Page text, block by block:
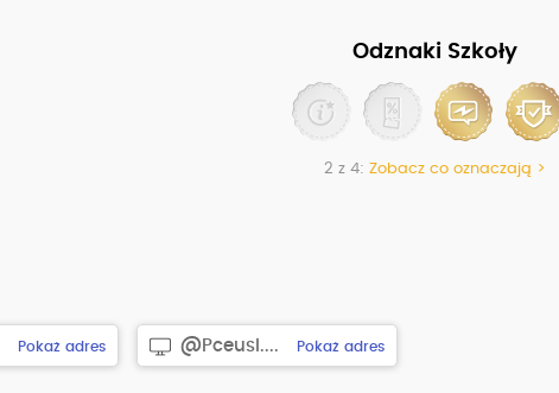
Odznaki Szkoły
2 z 4: Zobacz co oznaczają >
Pokaż adres @Pceusl.... Pokaż adres